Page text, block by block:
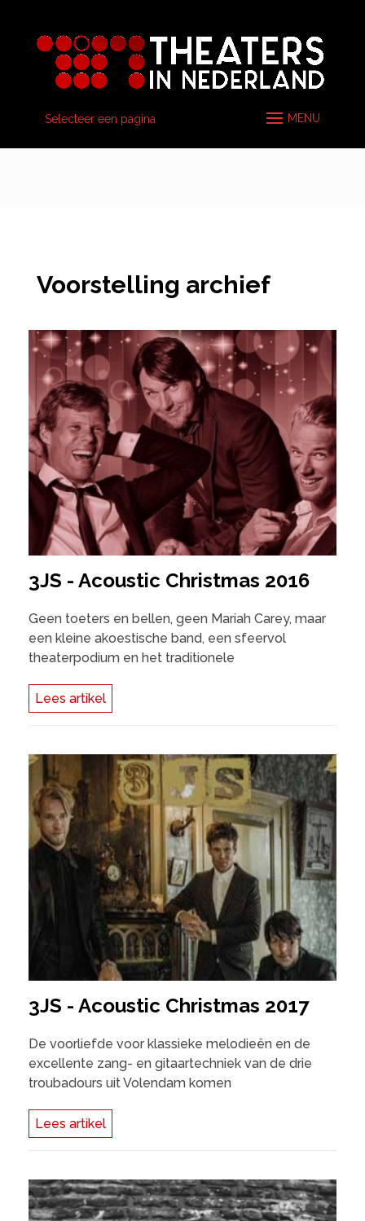
Selecteer een pagina
Voorstelling archief
3JS - Acoustic Christmas 2016
Geen toeters en bellen, geen Mariah Carey, maar
een kleine akoestische band, een sfeervol
theaterpodium en het traditionele
Lees artikel
3JS - Acoustic Christmas 2017
De voorliefde voor klassieke melodieën en de
excellente zang- en gitaartechniek van de drie
troubadours uit Volendam komen
Lees artikel